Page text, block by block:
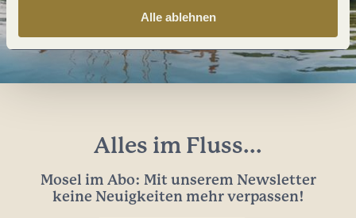
Alle ablehnen
Alles im Fluss...
Mosel im Abo: Mit unserem Newsletter
keine Neuigkeiten mehr verpassen!